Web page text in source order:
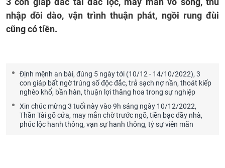
nhập dồi dào, vận trình thuận phát, ngồi rung đùi
cũng có tiền.
Định mệnh an bài, đúng 5 ngày tới (10/12 - 14/10/2022), 3
con giáp bất ngờ trúng số độc đắc, trả sạch nợ nần, thoát kiếp
nghèo khổ, bần hàn, thuận lợi thăng hoa trong sự nghiệp
Xin chúc mừng 3 tuổi này vào 9h sáng ngày 10/12/2022,
Thần Tài gõ cửa, may mắn chờ trước ngõ, tiền bạc đầy nhà,
phúc lộc hanh thông, vạn sự hanh thông, tỷ sự viên mãn